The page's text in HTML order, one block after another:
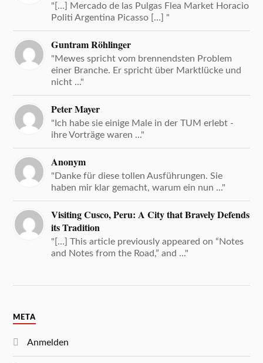
"[…] Mercado de las Pulgas Flea Market Horacio
Politi Argentina Picasso […] "
Guntram Röhlinger
"Mewes spricht vom brennendsten Problem
einer Branche. Er spricht über Marktlücke und
nicht ..."
Peter Mayer
"Ich habe sie einige Male in der TUM erlebt -
ihre Vorträge waren ..."
Anonym
"Danke für diese tollen Ausführungen. Sie
haben mir klar gemacht, warum ein nun ..."
Visiting Cusco, Peru: A City that Bravely Defends
its Tradition
"[…] This article previously appeared on “Notes
and Notes from the Road,” and ..."
META
Anmelden